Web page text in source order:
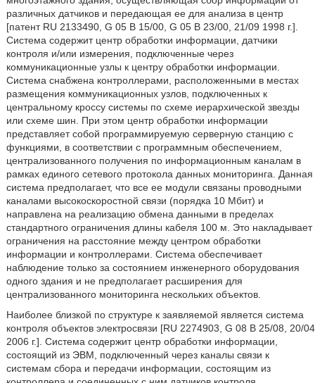
различных датчиков и передающая ее для анализа в центр
[патент RU 2133490, G 05 B 15/00, G 05 B 23/00, 21/09 1998 г.].
Система содержит центр обработки информации, датчики
контроля и/или измерения, подключенные через
коммуникационные узлы к центру обработки информации.
Система снабжена контроллерами, расположенными в местах
размещения коммуникационных узлов, подключенных к
центральному кроссу системы по схеме иерархической звезды
или схеме шин. При этом центр обработки информации
представляет собой программируемую серверную станцию с
функциями, в соответствии с программным обеспечением,
централизованного получения по информационным каналам в
рамках единого сетевого протокола данных мониторинга. Данная
система предполагает, что все ее модули связаны проводными
каналами высокоскоростной связи (порядка 10 Мбит) и
направлена на реализацию обмена данными в пределах
стандартного ограничения длины кабеля 100 м. Это накладывает
ограничения на расстояние между центром обработки
информации и контроллерами. Система обеспечивает
наблюдение только за состоянием инженерного оборудования
одного здания и не предполагает расширения для
централизованного мониторинга нескольких объектов.
Наиболее близкой по структуре к заявляемой является система
контроля объектов электросвязи [RU 2274903, G 08 B 25/08, 20/04
2006 г.]. Система содержит центр обработки информации,
состоящий из ЭВМ, подключенный через каналы связи к
системам сбора и передачи информации, состоящим из